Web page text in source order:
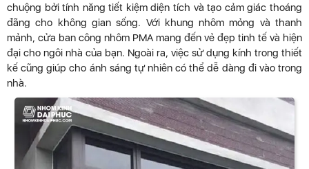
chuộng bởi tính năng tiết kiệm diện tích và tạo cảm giác thoáng
đãng cho không gian sống. Với khung nhôm mỏng và thanh
mảnh, cửa ban công nhôm PMA mang đến vẻ đẹp tinh tế và hiện
đại cho ngôi nhà của bạn. Ngoài ra, việc sử dụng kính trong thiết
kế cũng giúp cho ánh sáng tự nhiên có thể dễ dàng đi vào trong
nhà.